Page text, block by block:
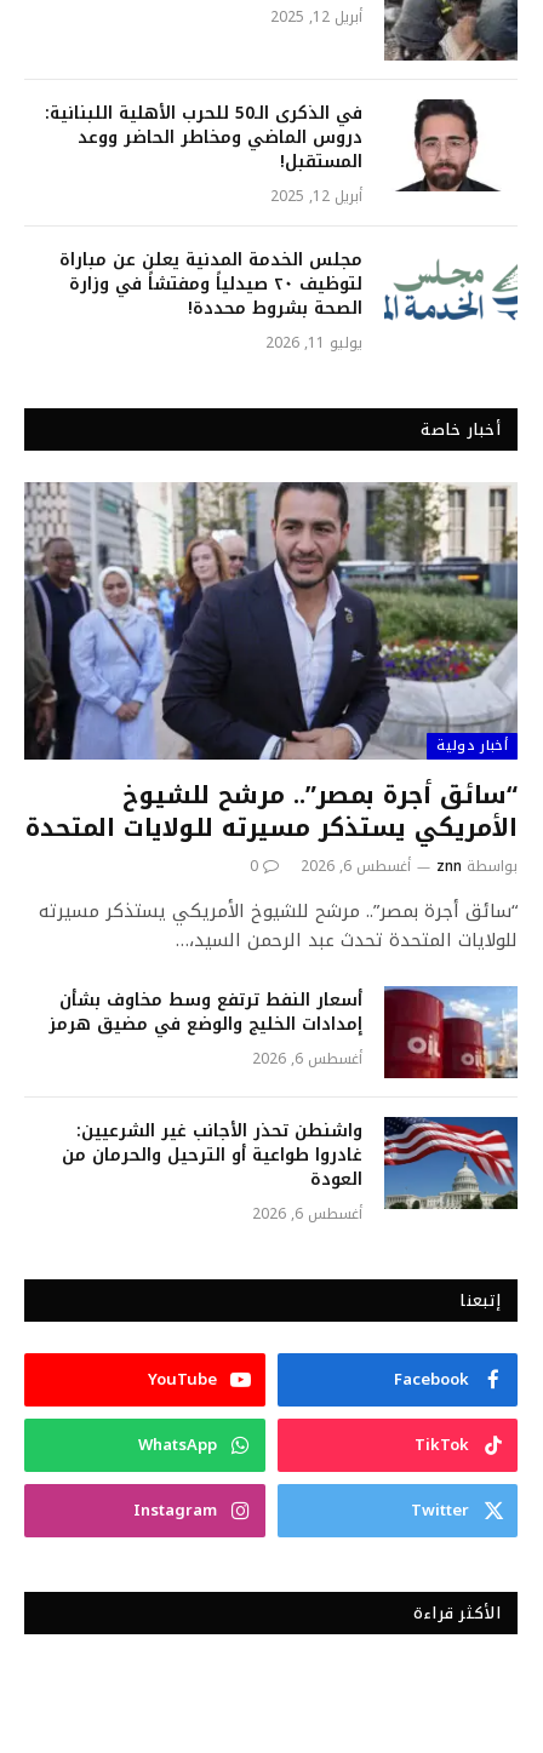
أبريل 12, 2025
في الذكرى الـ50 للحرب الأهلية اللبنانية:
دروس الماضي ومخاطر الحاضر ووعد
المستقبل!
أبريل 12, 2025
مجلس الخدمة المدنية يعلن عن مباراة
لتوظيف ٢٠ صيدلياً ومفتشاً في وزارة
الصحة بشروط محددة!
يوليو 11, 2026
أخبار خاصة
أخبار دولية
“سائق أجرة بمصر”.. مرشح للشيوخ
الأمريكي يستذكر مسيرته للولايات المتحدة
بواسطة znn أغسطس 6, 2026 0
“سائق أجرة بمصر”.. مرشح للشيوخ الأمريكي يستذكر مسيرته
للولايات المتحدة تحدث عبد الرحمن السيد،…
أسعار النفط ترتفع وسط مخاوف بشأن
إمدادات الخليج والوضع في مضيق هرمز
أغسطس 6, 2026
واشنطن تحذر الأجانب غير الشرعيين:
غادروا طواعية أو الترحيل والحرمان من
العودة
أغسطس 6, 2026
إتبعنا
Facebook
YouTube
TikTok
WhatsApp
Twitter
Instagram
الأكثر قراءة